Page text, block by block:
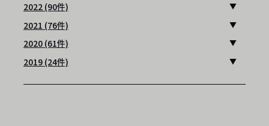
2022 (90件)
2021 (76件)
2020 (61件)
2019 (24件)